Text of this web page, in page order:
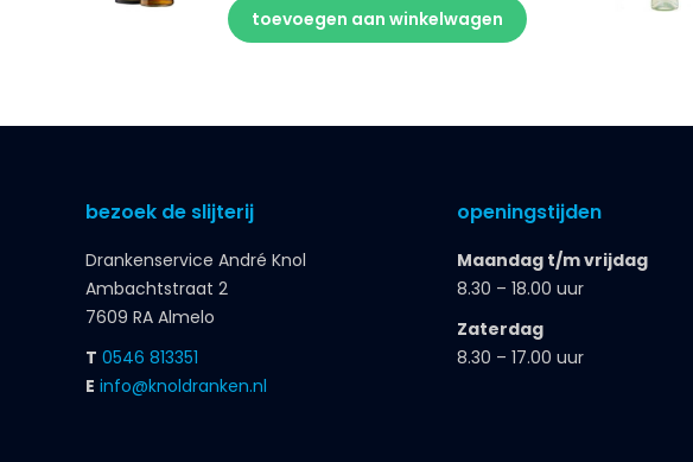
toevoegen aan winkelwagen
bezoek de slijterij
Drankenservice André Knol
Ambachtstraat 2
7609 RA Almelo
T 0546 813351
E info@knoldranken.nl
openingstijden
Maandag t/m vrijdag
8.30 – 18.00 uur
Zaterdag
8.30 – 17.00 uur